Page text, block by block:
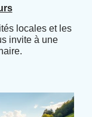
locales et les
invite à une